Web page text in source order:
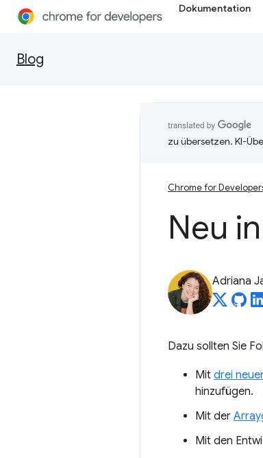
Dokumentation
Blog
zu übersetzen. KI-
Chrome for
Neu
Adriana
Dazu sollten Sie
Mit drei
hinzufügen.
Mit der
Mit den